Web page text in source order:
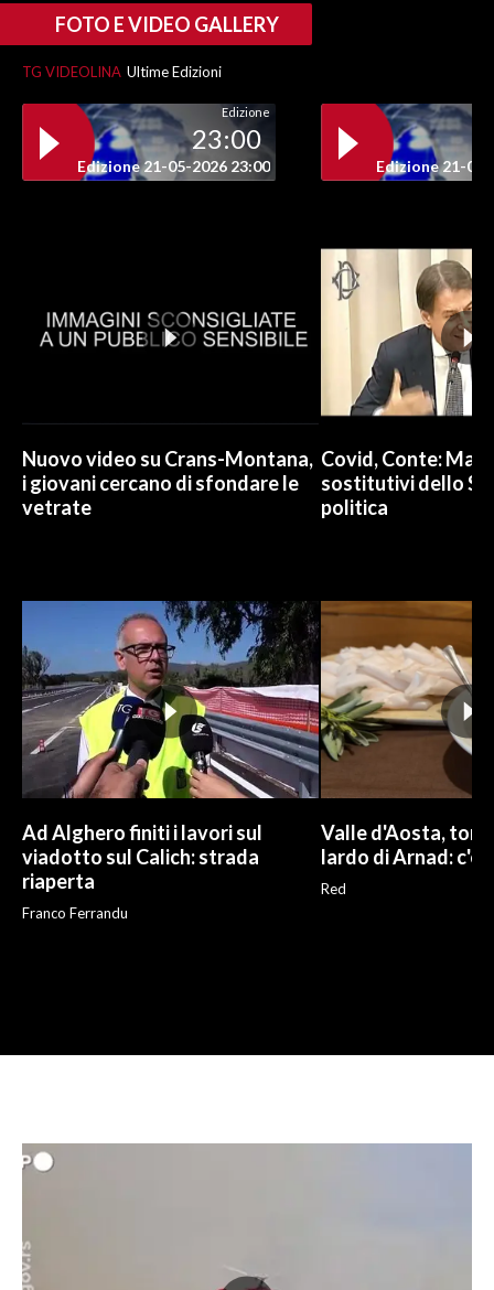
INFO AZIENDE
ABBONATI
ANNUNCI
NECROLOGI
PUBBLICITÀ
FOTO E VIDEO GALLERY
TG VIDEOLINA Ultime Edizioni
Edizione
23:00
Edizione 21-05-2026 23:00 Edizione 21-05-
Nuovo video su Crans-Montana,
i giovani cercano di sfondare le
vetrate
Covid, Conte: Mai
sostitutivi dello
politica
Ad Alghero finiti i lavori sul
viadotto sul Calich: strada
riaperta
Franco Ferrandu
Valle d'Aosta,
lardo di Arnad: c'è
Red